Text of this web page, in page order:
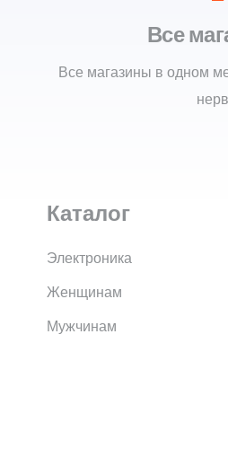
Все
Все магазины в одном
Каталог
Электроника
Женщинам
Мужчинам